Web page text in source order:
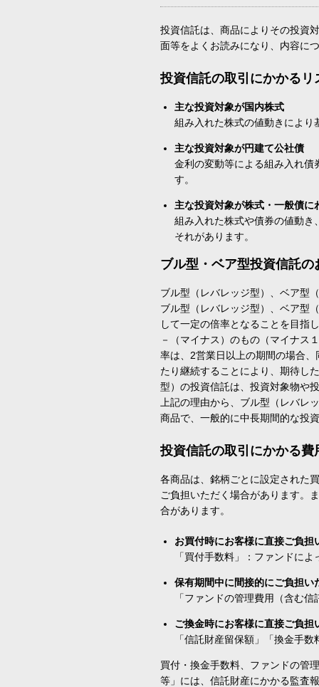
投資信託は、商品によりその投資
面等をよくお読みになり、内容に
投資信託の取引にかかるリ
主な投資対象が国内株式
組み入れた株式の値動きによ
主な投資対象が円建て公社債
金利の変動等による組み入れ
す。
主な投資対象が株式・一般債
組み入れた株式や債券の値動
それがあります。
ブル型・ベア型投資信託
ブル型（レバレッジ型）、ベア型
ブル型（レバレッジ型）、ベア型
して一定の倍率となることを目指
－（マイナス）のもの（マイナス
率は、2営業日以上の期間の場合
たり継続することにより、期待し
型）の投資信託は、投資対象物や
上記の理由から、ブル型（レバレ
商品で、一般的に中長期間的な投
投資信託の取引にかかる費
各商品は、銘柄ごとに設定された
ご負担いただく場合があります。
合があります。
お買付時にお客様に直接ご負担
「買付手数料」：ファンドに
保有期間中に間接的にご負担い
「ファンドの管理費用（含む
ご換金時にお客様に直接ご負担
「信託財産留保額」「換金手
買付・換金手数料、ファンドの管
等」には、信託財産にかかる監査